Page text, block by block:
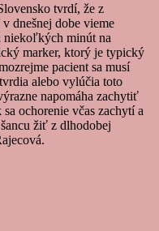
tvrdí, že z
dnešnej dobe vieme
niekoľkých minút na
marker, ktorý je typický
pacient sa musí
alebo vylúčia toto
napomáha zachytiť
ochorenie včas zachytí a
žiť z dlhodobej